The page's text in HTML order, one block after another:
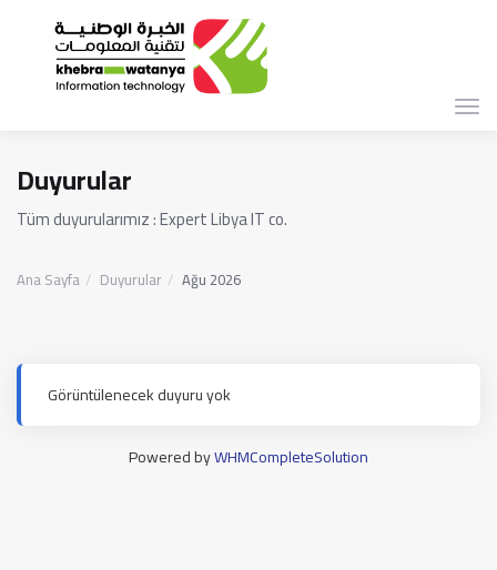
Duyurular
Tüm duyurularımız : Expert Libya IT co.
Ana Sayfa Duyurular Ağu 2026
Görüntülenecek duyuru yok
Powered byWHMCompleteSolution